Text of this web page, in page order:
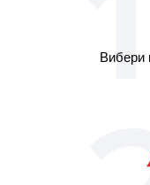
Вибери